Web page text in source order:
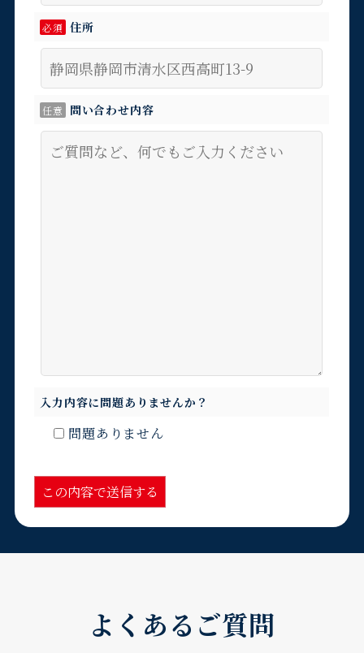
必須 住所
任意 問い合わせ内容
入力内容に問題ありませんか？
問題ありません
よくあるご質問